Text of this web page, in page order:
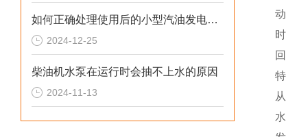
如何正确处理使用后的小型汽油发电机？
2024-12-25
柴油机水泵在运行时会抽不上水的原因
2024-11-13